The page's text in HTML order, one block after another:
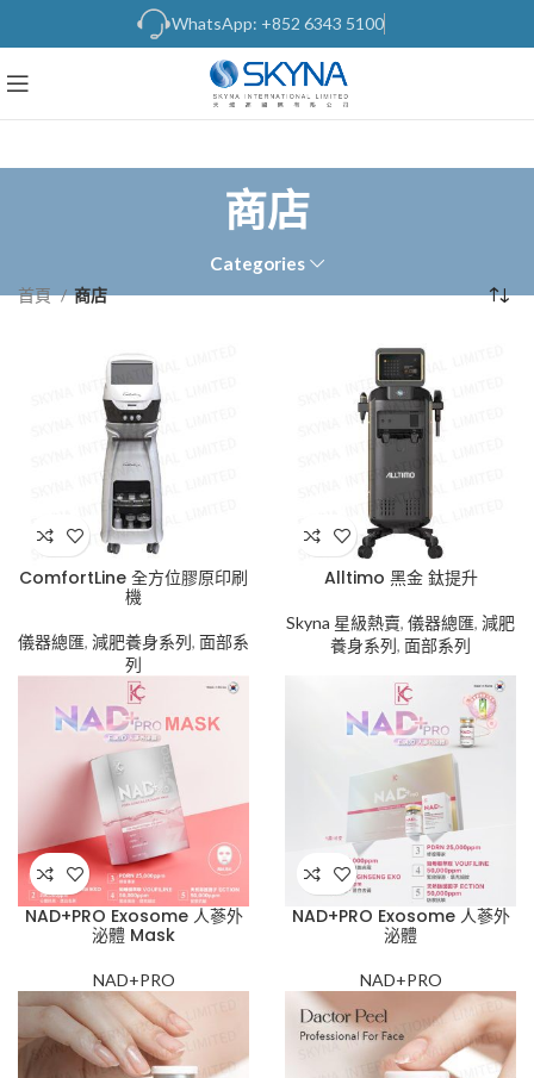
WhatsApp: +852 6343 5100
商店
Categories
首頁 商店
ComfortLine 全方位膠原印刷
機
儀器總匯, 減肥養身系列, 面部系
列
Alltimo 黑金 鈦提升
Skyna 星級熱賣, 儀器總匯, 減肥
養身系列, 面部系列
NAD+PRO Exosome 人蔘外
泌體 Mask
NAD+PRO
NAD+PRO Exosome 人蔘外
泌體
NAD+PRO